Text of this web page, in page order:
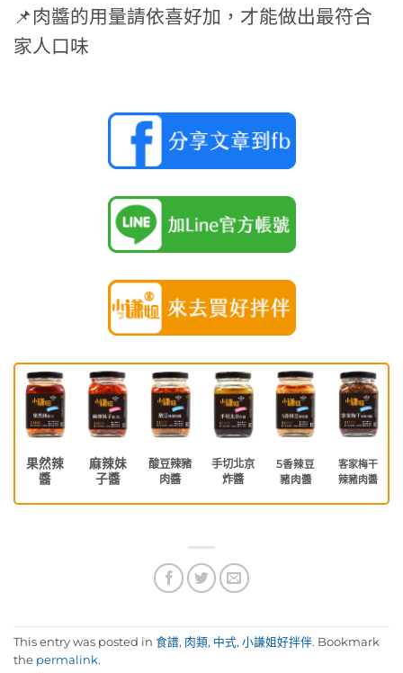
📌肉醬的用量請依喜好加，才能做出最符合
家人口味
果然辣
醬
麻辣妹
子醬
酸豆辣豬
肉醬
手切北京
炸醬
5香辣豆
豬肉醬
客家梅干
辣豬肉醬
This entry was posted in 食譜, 肉類, 中式, 小謙姐好拌伴. Bookmark
the permalink.